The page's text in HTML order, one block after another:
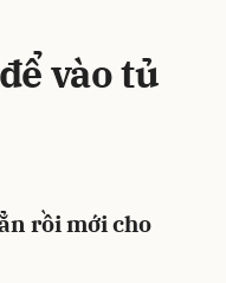
vào tủ
rồi mới cho
Hủy